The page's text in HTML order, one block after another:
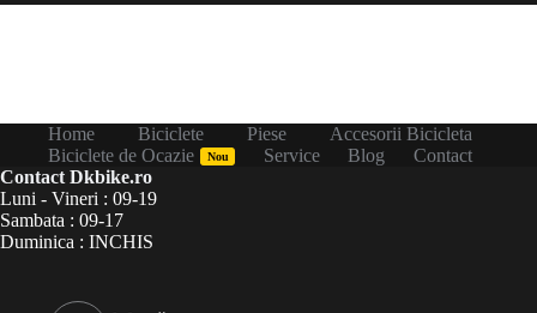
Home Biciclete Piese
Accesorii Bicicleta
Biciclete de Ocazie
Nou Service Blog
Contact
Contact Dkbike.ro
Luni - Vineri : 09-19
Sambata : 09-17
Duminica : INCHIS